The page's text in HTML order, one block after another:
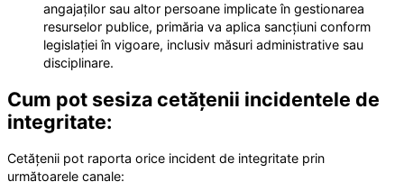
angajaților sau altor persoane implicate în gestionarea
resurselor publice, primăria va aplica sancțiuni conform
legislației în vigoare, inclusiv măsuri administrative sau
disciplinare.
Cum pot sesiza cetățenii incidentele de
integritate:
Cetățenii pot raporta orice incident de integritate prin
următoarele canale: